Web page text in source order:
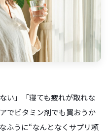
い」「寝ても疲れが取れな
でビタミン剤でも買おうか
うに“なんとなくサプリ頼